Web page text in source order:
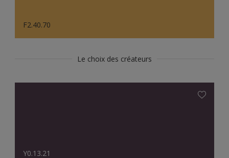
F2.40.70
Le choix des créateurs
Y0.13.21